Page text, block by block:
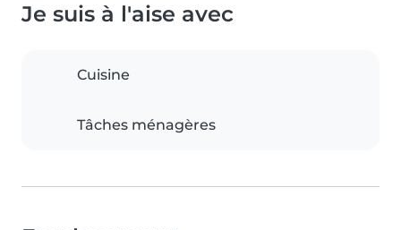
Je suis à l'aise avec
Cuisine
Tâches ménagères